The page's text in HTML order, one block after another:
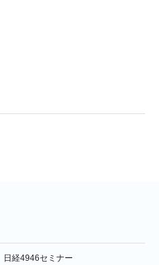
日経4946セミナー